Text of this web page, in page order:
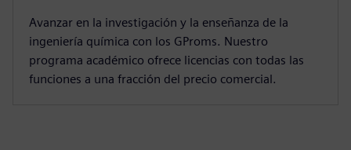
Avanzar en la investigación y la enseñanza de la
ingeniería química con los GProms. Nuestro
programa académico ofrece licencias con todas las
funciones a una fracción del precio comercial.